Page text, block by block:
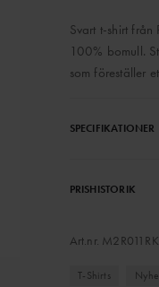
Svart t-shirt från
100% bomull.
som föreställer
SPECIFIKATIONER
PRISHISTORIK
Art.nr.
T-Shirts